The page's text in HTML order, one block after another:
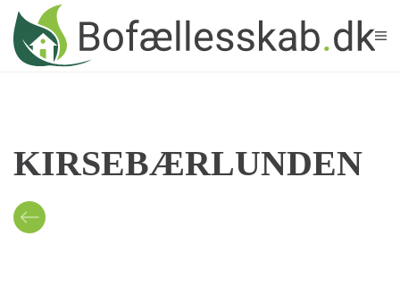
Skip to main content
KIRSEBÆRLUNDEN